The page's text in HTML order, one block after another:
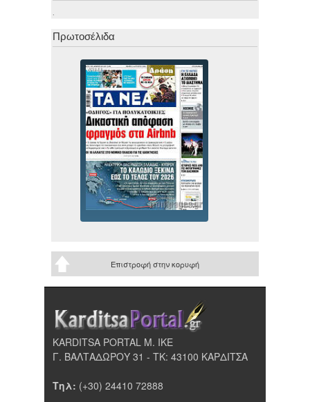
.
Πρωτοσέλιδα
Επιστροφή στην κορυφή
KARDITSA PORTAL Μ. ΙΚΕ
Γ. ΒΑΛΤΑΔΩΡΟΥ 31 - ΤΚ: 43100 ΚΑΡΔΙΤΣΑ
Τηλ: (+30) 24410 72888